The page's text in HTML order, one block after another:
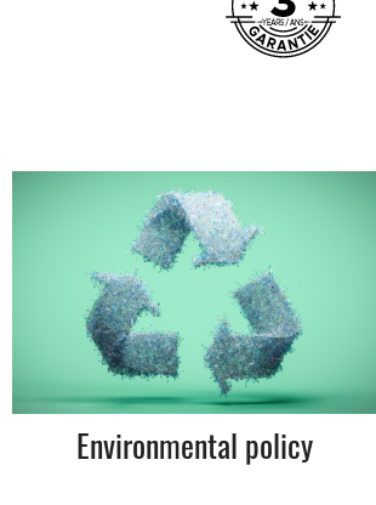
Environmental policy